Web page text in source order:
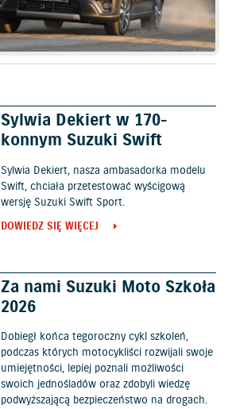
Sylwia Dekiert w 170-
konnym Suzuki Swift
Sylwia Dekiert, nasza ambasadorka modelu
Swift, chciała przetestować wyścigową
wersję Suzuki Swift Sport.
DOWIEDZ SIĘ WIĘCEJ
Za nami Suzuki Moto Szkoła
2026
Dobiegł końca tegoroczny cykl szkoleń,
podczas których motocykliści rozwijali swoje
umiejętności, lepiej poznali możliwości
swoich jednośladów oraz zdobyli wiedzę
podwyższającą bezpieczeństwo na drogach.